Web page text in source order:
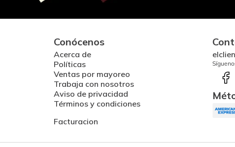
Conócenos
Acerca de
Políticas
Ventas por mayoreo
Trabaja con nosotros
Aviso de privacidad
Términos y condiciones
Facturacion